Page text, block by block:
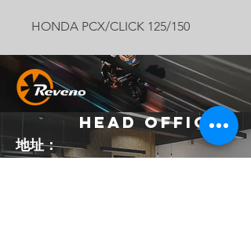
HONDA PCX/CLICK 125/150
Head Office
地址：